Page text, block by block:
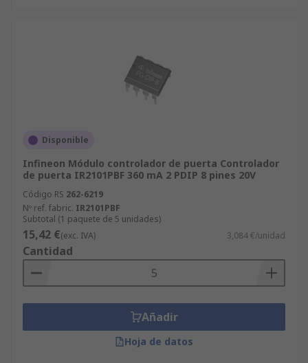
Disponible
Infineon Módulo controlador de puerta Controlador
de puerta IR2101PBF 360 mA 2 PDIP 8 pines 20V
Código RS 262-6219
Nº ref. fabric. IR2101PBF
Subtotal (1 paquete de 5 unidades)
15,42 €(exc. IVA) 3,084 €/unidad
Cantidad
Añadir
Hoja de datos